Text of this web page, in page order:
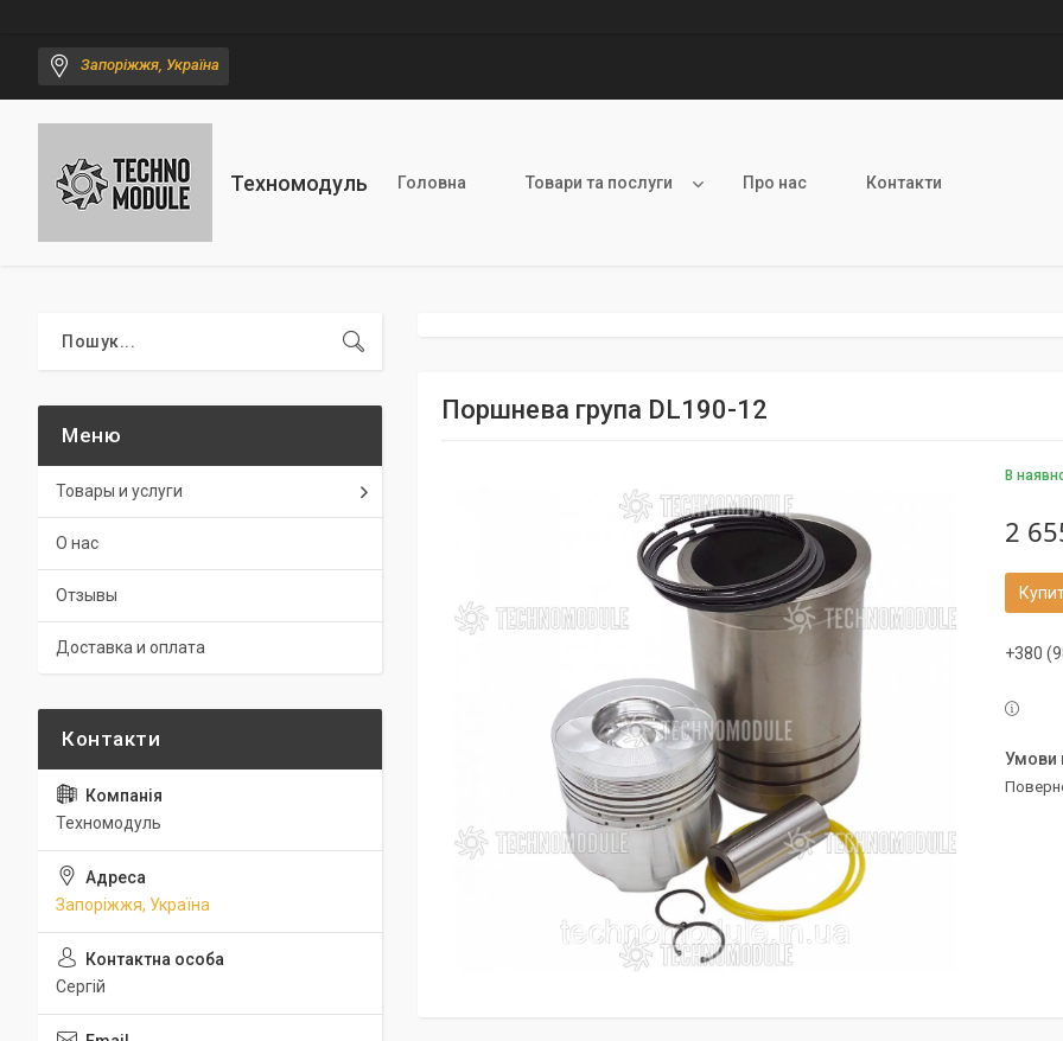
Запоріжжя, Україна
Техномодуль Головна Товари та послуги Про нас Контакти
Поршнева група DL190-12
В
2
+380
Товары и услуги
О нас
Отзывы
Доставка и оплата
Техномодуль
Запоріжжя, Україна
Сергій